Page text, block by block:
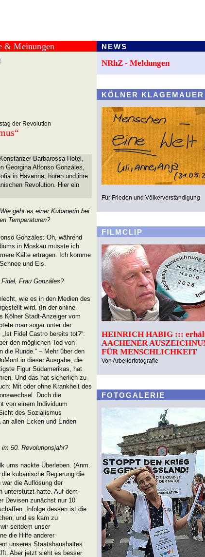
& Meinungen
der Revolution
Barbarossa-Hotel,
Georgina Alfonso Gonzáles,
in Havanna, hören und ihre
Revolution. Hier ein
geht es einer Kubanerin bei
Temperaturen?
Gonzáles: Oh, während
in Moskau musste ich
Kälte ertragen. Ich komme
und Eis.
Frau Gonzáles?
wie es in den Medien des
wird. (In der online-
Kölner Stadt-Anzeiger vom
man sogar unter der
Fidel Castro bereits tot?“:
den möglichen Tod von
die Runde.“ – Mehr über den
in dieser Ausgabe, die
Figur Südamerikas, hat
Und das hat sicherlich zu
Mit oder ohne Krankheit des
Doch die
von einem Individuum
des Sozialismus
allen Ecken und Enden
50. Revolutionsjahr?
ums nackte Überleben. (Anm.
kubanische Regierung die
die Auflösung der
unterstützt hatte. Auf dem
Devisen zunächst nur 10
Infolge dessen ist die
und es kam zu
seitdem unser
die Hilfe anderer
unseres Staatshaushaltes
Aber jetzt sieht es besser
NEWS
NRhZ - Meldungen
KÖLNER KLAGEMAUER
Für Frieden und Völkerverständigung
FILMCLIP
HEINRICH HABIG :::
AACHENER
FÜR MENSCHLICHKEIT
Von Arbeiterfotografie
FOTOGALERIE